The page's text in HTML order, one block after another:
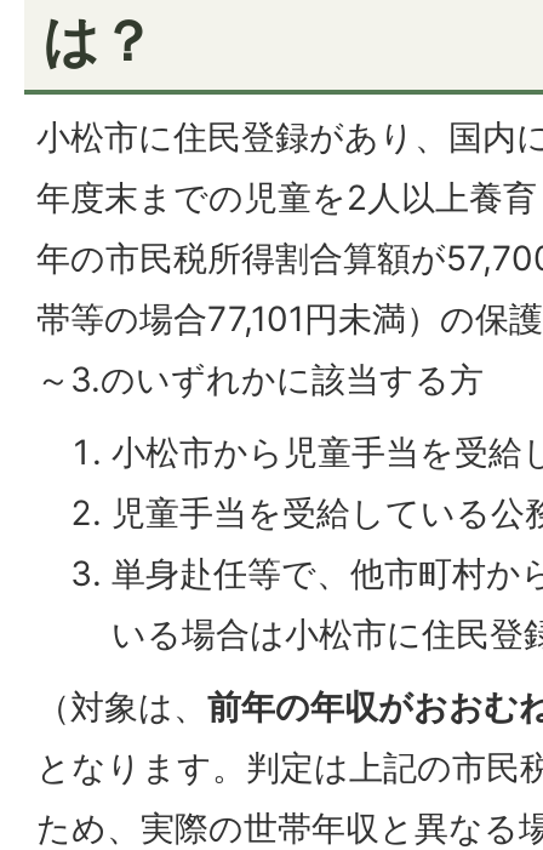
は？
小松市に住民登録があり、国内
年度末までの児童を2人以上養
年の市民税所得割合算額が
帯等の場合77,101円未満）の保
～3.のいずれかに該当する方
小松市から児童手当を受給
児童手当を受給している公
単身赴任等で、他市町村か
いる場合は小松市に住民登
（対象は、 前年の年収がおおむ
となります。判定は上記の市民
ため、実際の世帯年収と異なる